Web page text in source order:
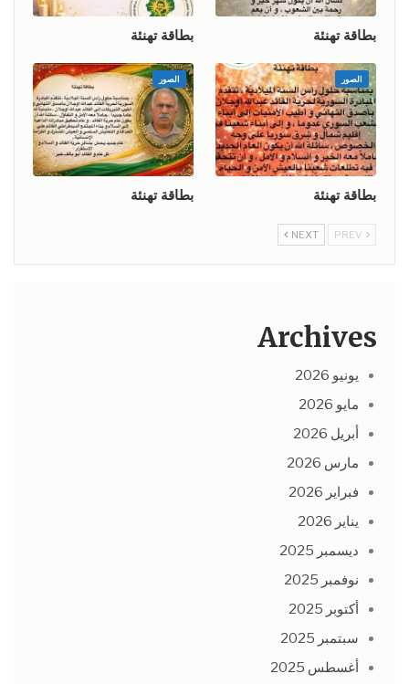
بطاقة تهنئة بطاقة تهنئة
الصور
بطاقة تهنئة
الصور
بطاقة تهنئة
NEXT
Archives
يونيو 2026
مايو 2026
أبريل 2026
مارس 2026
فبراير 2026
يناير 2026
ديسمبر 2025
نوفمبر 2025
أكتوبر 2025
سبتمبر 2025
أغسطس 2025